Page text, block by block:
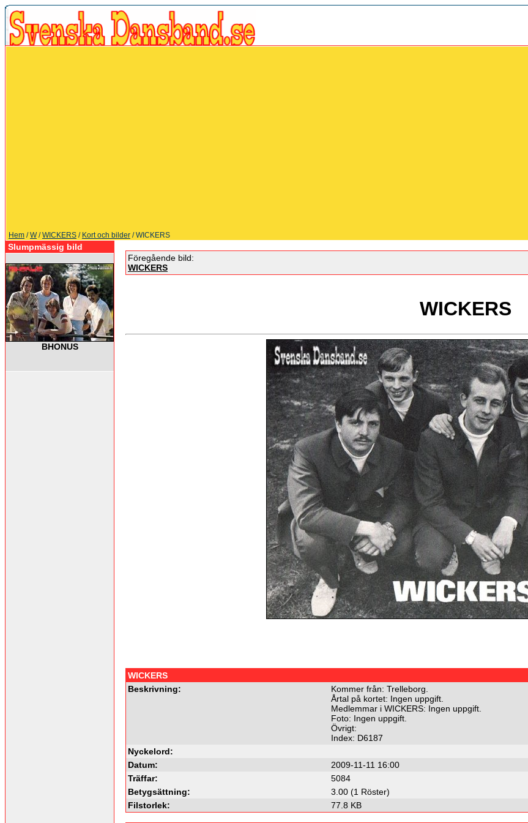
Hem /W/WICKERS / Kort och bilder / WICKERS
Slumpmässig bild
BHONUS
Föregående bild:
WICKERS
WICKERS
WICKERS
Beskrivning:
Kommer från: Trelleborg.
Årtal på kortet: Ingen uppgift.
Medlemmar i WICKERS: Ingen uppgift.
Foto: Ingen uppgift.
Övrigt:
Index: D6187
Nyckelord:
Datum:
2009-11-11 16:00
Träffar:
5084
Betygsättning:
3.00 (1 Röster)
Filstorlek:
77.8 KB